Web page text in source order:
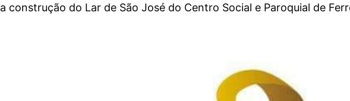
a construção do Lar de São José do Centro Social e Paroquial de